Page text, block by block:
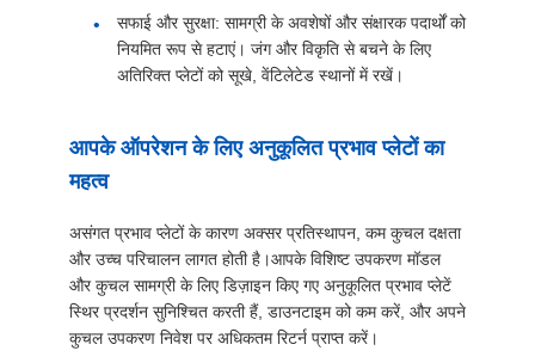
सफाई और सुरक्षा: सामग्री के अवशेषों और संक्षारक पदार्थों को
नियमित रूप से हटाएं। जंग और विकृति से बचने के लिए
अतिरिक्त प्लेटों को सूखे, वेंटिलेटेड स्थानों में रखें।
आपके ऑपरेशन के लिए अनुकूलित प्रभाव प्लेटों का
महत्व
असंगत प्रभाव प्लेटों के कारण अक्सर प्रतिस्थापन, कम कुचल दक्षता
और उच्च परिचालन लागत होती है।आपके विशिष्ट उपकरण मॉडल
और कुचल सामग्री के लिए डिज़ाइन किए गए अनुकूलित प्रभाव प्लेटें
स्थिर प्रदर्शन सुनिश्चित करती हैं, डाउनटाइम को कम करें, और अपने
कुचल उपकरण निवेश पर अधिकतम रिटर्न प्राप्त करें।